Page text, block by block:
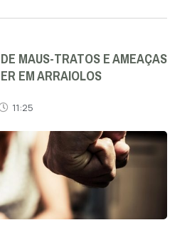
MAUS-TRATOS E AMEAÇAS
EM ARRAIOLOS
11:25